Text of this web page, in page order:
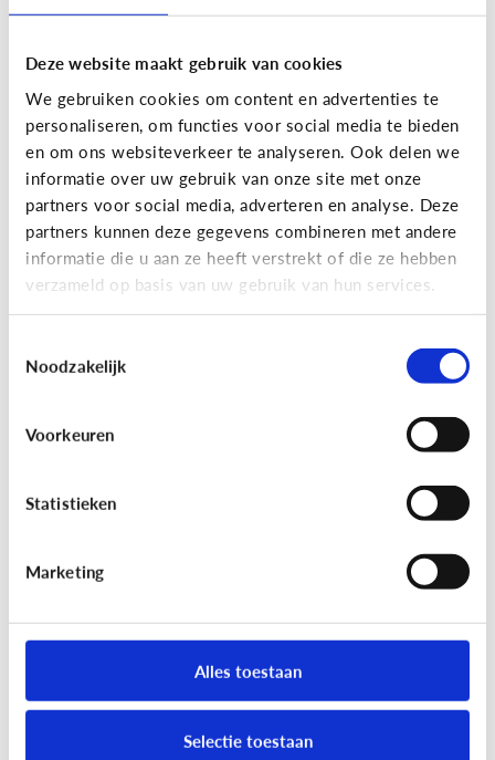
Deze website maakt gebruik van cookies
We gebruiken cookies om content en advertenties te
personaliseren, om functies voor social media te bieden
en om ons websiteverkeer te analyseren. Ook delen we
informatie over uw gebruik van onze site met onze
partners voor social media, adverteren en analyse. Deze
partners kunnen deze gegevens combineren met andere
informatie die u aan ze heeft verstrekt of die ze hebben
verzameld op basis van uw gebruik van hun services.
Noodzakelijk
Voorkeuren
Statistieken
Marketing
Alles toestaan
Selectie toestaan
Nieuws en informatie
7 tips om met je kind te praten
over nieuws